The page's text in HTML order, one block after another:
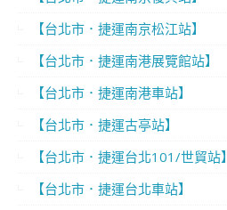
【台北市．捷運南京松江站】
【台北市．捷運南港展覽館站】
【台北市．捷運南港車站】
【台北市．捷運古亭站】
【台北市．捷運台北101/世貿站】
【台北市．捷運台北車站】